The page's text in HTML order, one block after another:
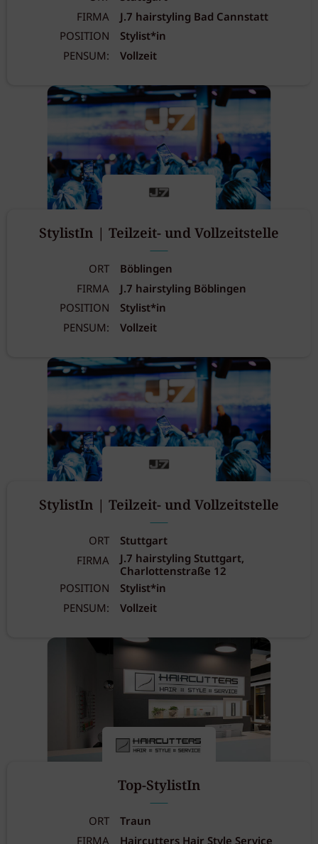
FIRMA
J.7 hairstyling Bad Cannstatt
POSITION
Stylist*in
PENSUM:
Vollzeit
StylistIn | Teilzeit- und Vollzeitstelle
ORT
Böblingen
FIRMA
J.7 hairstyling Böblingen
POSITION
Stylist*in
PENSUM:
Vollzeit
StylistIn | Teilzeit- und Vollzeitstelle
ORT
Stuttgart
FIRMA
J.7 hairstyling Stuttgart,
Charlottenstraße 12
POSITION
Stylist*in
PENSUM:
Vollzeit
Top-StylistIn
ORT
Traun